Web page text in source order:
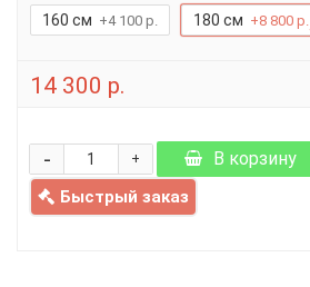
160 см +4 100 р. 180 см +8 800 р.
14 300 р.
+
- В корзину
Быстрый заказ